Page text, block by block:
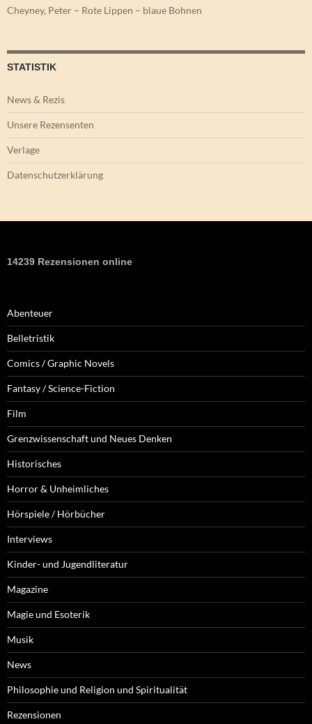
Unsere Rezensenten
Verlage
Datenschutzerklärung
Belletristik
Comics / Graphic Novels
Fantasy / Science-Fiction
Film
Grenzwissenschaft und Neues Denken
Historisches
Horror & Unheimliches
Hörspiele / Hörbücher
Interviews
Kinder- und Jugendliteratur
Magazine
Magie und Esoterik
Musik
News
Philosophie und Religion und Spiritualität
Rezensionen
Rollenspiel